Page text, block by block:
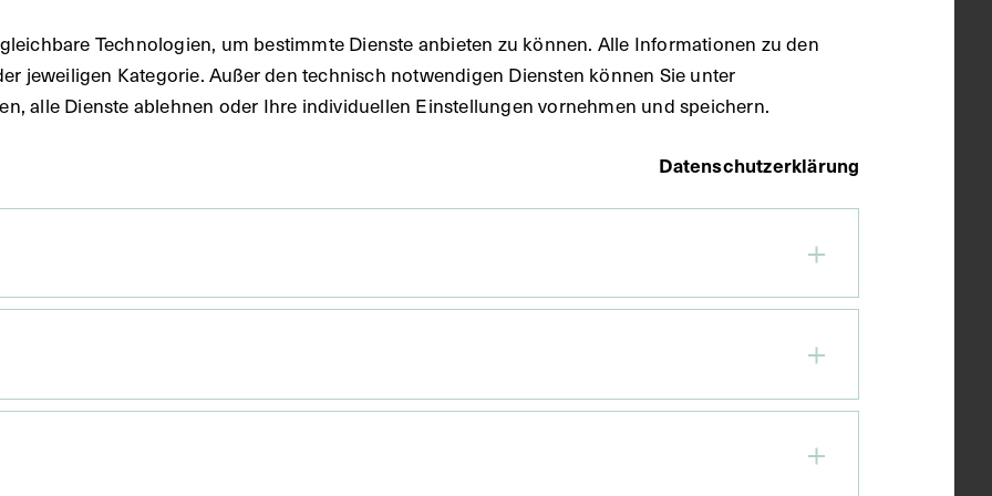
Technologien, um bestimmte Dienste anbieten zu können. Alle Informationen zu den
jeweiligen Kategorie. Außer den technisch notwendigen Diensten können Sie unter
alle Dienste ablehnen oder Ihre individuellen Einstellungen vornehmen und speichern.
Datenschutzerklärung